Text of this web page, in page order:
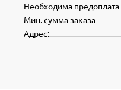
Необходима предоплата
Мин. сумма заказа
Адрес: